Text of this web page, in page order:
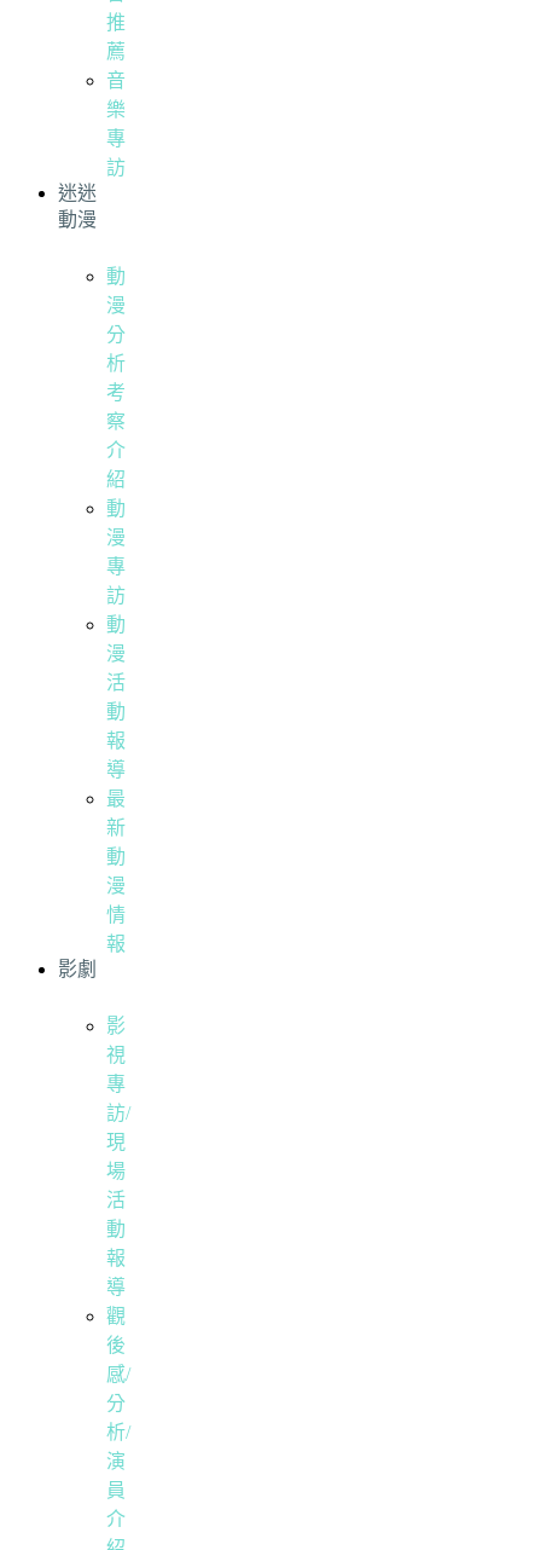
推
薦
音
樂
專
訪
迷迷
動漫
動
漫
分
析
考
察
介
紹
動
漫
專
訪
動
漫
活
動
報
導
最
新
動
漫
情
報
影劇
影
視
專
訪/
現
場
活
動
報
導
觀
後
感/
分
析/
演
員
介